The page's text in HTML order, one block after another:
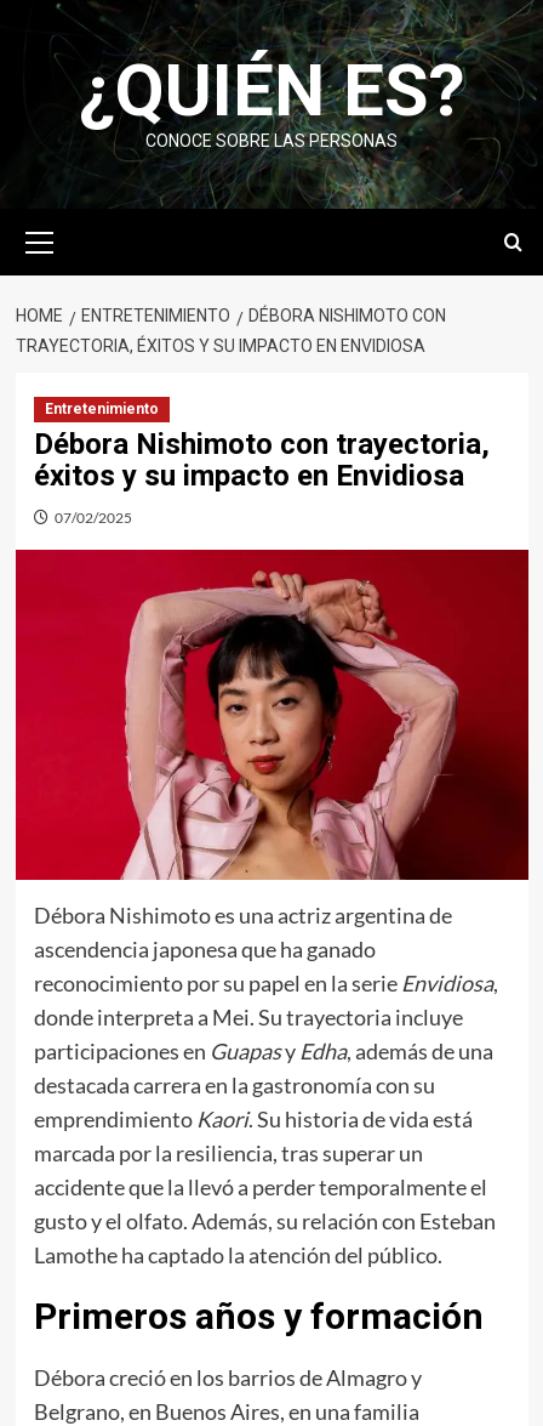
¿QUIÉN ES?
CONOCE SOBRE LAS PERSONAS
Menu
HOME ENTRETENIMIENTO
DÉBORA NISHIMOTO CON
TRAYECTORIA, ÉXITOS Y SU IMPACTO EN ENVIDIOSA
Entretenimiento
Débora Nishimoto con trayectoria,
éxitos y su impacto en Envidiosa
07/02/2025
Débora Nishimoto es una actriz argentina de
ascendencia japonesa que ha ganado
reconocimiento por su papel en la serie Envidiosa,
donde interpreta a Mei. Su trayectoria incluye
participaciones en Guapasy Edha, además de una
destacada carrera en la gastronomía con su
emprendimiento Kaori. Su historia de vida está
marcada por la resiliencia, tras superar un
accidente que la llevó a perder temporalmente el
gusto y el olfato. Además, su relación con Esteban
Lamothe ha captado la atención del público.
Primeros años y formación
Débora creció en los barrios de Almagro y
Belgrano, en Buenos Aires, en una familia